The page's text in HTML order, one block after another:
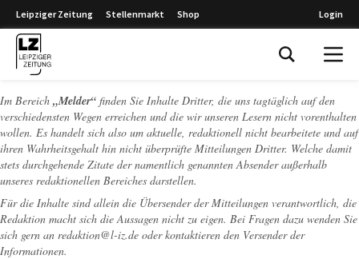
Leipziger Zeitung Stellenmarkt Shop Login
Im Bereich „Melder“ finden Sie Inhalte Dritter, die uns tagtäglich auf den
verschiedensten Wegen erreichen und die wir unseren Lesern nicht vorenthalten
wollen. Es handelt sich also um aktuelle, redaktionell nicht bearbeitete und auf
ihren Wahrheitsgehalt hin nicht überprüfte Mitteilungen Dritter. Welche damit
stets durchgehende Zitate der namentlich genannten Absender außerhalb
unseres redaktionellen Bereiches darstellen.
Für die Inhalte sind allein die Übersender der Mitteilungen verantwortlich, die
Redaktion macht sich die Aussagen nicht zu eigen. Bei Fragen dazu wenden Sie
sich gern an redaktion@l-iz.de oder kontaktieren den Versender der
Informationen.